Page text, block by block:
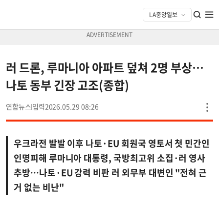
러 드론, 루마니아 아파트 덮쳐 2명 부상…
나토 동부 긴장 고조(종합)
연합뉴스 2026.05.29 08:26
우크라전 발발 이후 나토·EU 회원국 영토서 첫 민간인
인명피해 루마니아 대통령, 국방최고위 소집·러 영사
추방…나토·EU 강력 비판 러 외무부 대변인 "전혀 근
거 없는 비난"